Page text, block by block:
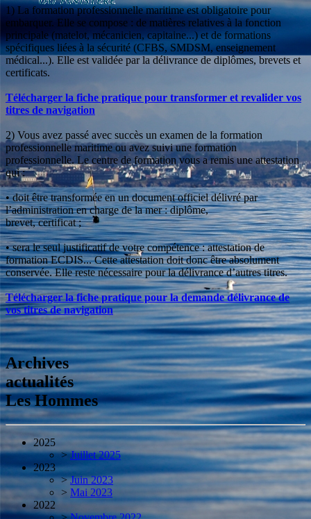
1) La formation professionnelle maritime est obligatoire pour
embarquer. Elle se compose : de matières relatives à la fonction
principale (matelot, mécanicien, capitaine...) et de formations
spécifiques liées à la sécurité (CFBS, SMDSM, enseignement
médical...). Elle est validée par la délivrance de diplômes, brevets et
certificats.
Télécharger la fiche pratique pour transformer et revalider vos
titres de navigation
2) Vous avez passé avec succès un examen de la formation
professionnelle maritime ou avez suivi une formation
professionnelle. Le centre de formation vous a remis une attestation
qui :
• doit être transformée en un document officiel délivré par
l’administration en charge de la mer : diplôme,
brevet, certificat ;
• sera le seul justificatif de votre compétence : attestation de
formation ECDIS... Cette attestation doit donc être absolument
conservée. Elle reste nécessaire pour la délivrance d’autres titres.
Télécharger la fiche pratique pour la demande délivrance de
vos titres de navigation
Archives
actualités
Les Hommes
2025
> Juillet 2025
2023
> Juin 2023
> Mai 2023
2022